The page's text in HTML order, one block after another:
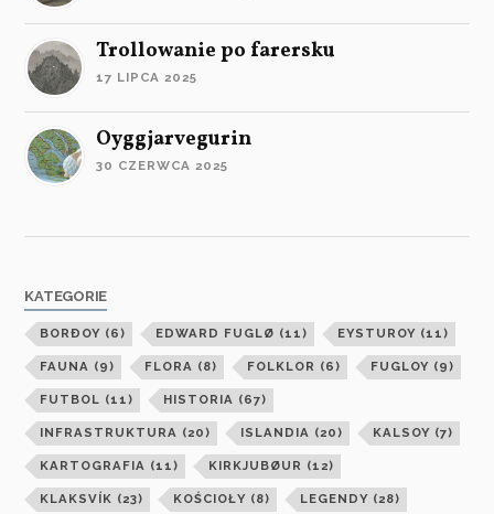
Trollowanie po farersku
17 LIPCA 2025
Oyggjarvegurin
30 CZERWCA 2025
KATEGORIE
BORÐOY (6) EDWARD FUGLØ (11) EYSTUROY (11)
FAUNA (9) FLORA (8) FOLKLOR (6) FUGLOY (9)
FUTBOL (11) HISTORIA (67)
INFRASTRUKTURA (20) ISLANDIA (20) KALSOY (7)
KARTOGRAFIA (11) KIRKJUBØUR (12)
KLAKSVÍK (23) KOŚCIOŁY (8) LEGENDY (28)